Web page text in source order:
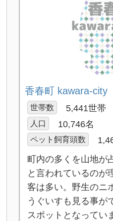
香春町 kawara-city
世帯数 5,441世帯
人口 10,746名
ペット飼育頭数
町内の多くを山地が
と言われているのが
客は多い。野生のニ
うぐいすも見る事が
スポットとなってい